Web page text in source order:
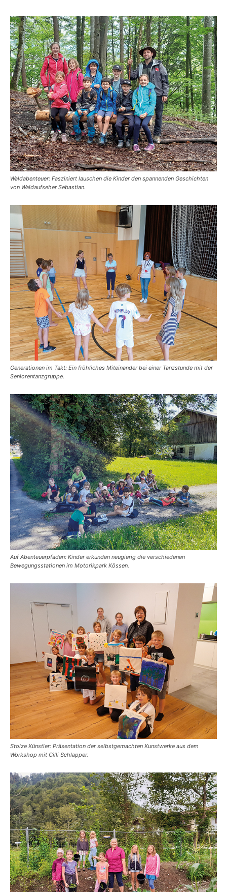
Waldabenteuer: Fasziniert lauschen die Kinder den spannenden Geschichten
von Waldaufseher Sebastian.
Generationen im Takt: Ein fröhliches Miteinander bei einer Tanzstunde mit der
Seniorentanzgruppe.
Auf Abenteuerpfaden: Kinder erkunden neugierig die verschiedenen
Bewegungsstationen im Motorikpark Kössen.
Stolze Künstler: Präsentation der selbstgemachten Kunstwerke aus dem
Workshop mit Cilli Schlapper.